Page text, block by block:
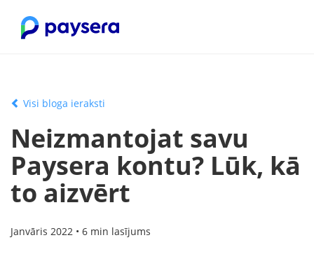
Visi bloga ieraksti
Neizmantojat savu
Paysera kontu? Lūk, kā
to aizvērt
Janvāris 2022 • 6 min lasījums